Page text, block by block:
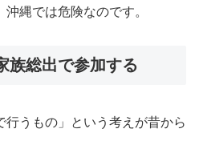
縄では危険なのです。
族総出で参加する
行うもの」という考えが昔から